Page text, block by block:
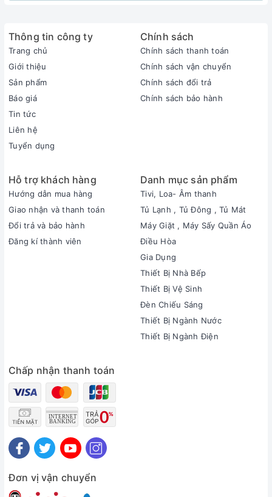
Thông tin công ty
Trang chủ
Giới thiệu
Sản phẩm
Báo giá
Tin tức
Liên hệ
Tuyển dụng
Chính sách
Chính sách thanh toán
Chính sách vận chuyển
Chính sách đổi trả
Chính sách bảo hành
Hỗ trợ khách hàng
Hướng dẫn mua hàng
Giao nhận và thanh toán
Đổi trả và bảo hành
Đăng kí thành viên
Danh mục sản phẩm
Tivi, Loa- Âm thanh
Tủ Lạnh , Tủ Đông , Tủ Mát
Máy Giặt , Máy Sấy Quần Áo
Điều Hòa
Gia Dụng
Thiết Bị Nhà Bếp
Thiết Bị Vệ Sinh
Đèn Chiếu Sáng
Thiết Bị Ngành Nước
Thiết Bị Ngành Điện
Chấp nhận thanh toán
Đơn vị vận chuyển